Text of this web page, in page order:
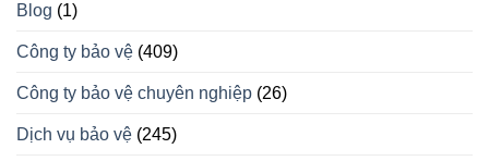
Blog (1)
Công ty bảo vệ (409)
Công ty bảo vệ chuyên nghiệp (26)
Dịch vụ bảo vệ (245)